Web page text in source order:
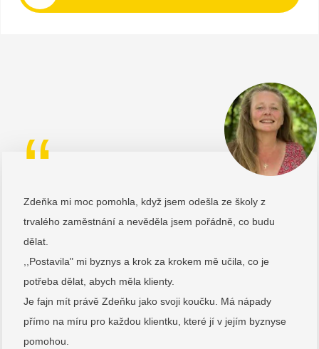
“
Zdeňka mi moc pomohla, když jsem odešla ze školy z
trvalého zaměstnání a nevěděla jsem pořádně, co budu
dělat.
,,Postavila" mi byznys a krok za krokem mě učila, co je
potřeba dělat, abych měla klienty.
Je fajn mít právě Zdeňku jako svoji koučku. Má nápady
přímo na míru pro každou klientku, které jí v jejím byznyse
pomohou.